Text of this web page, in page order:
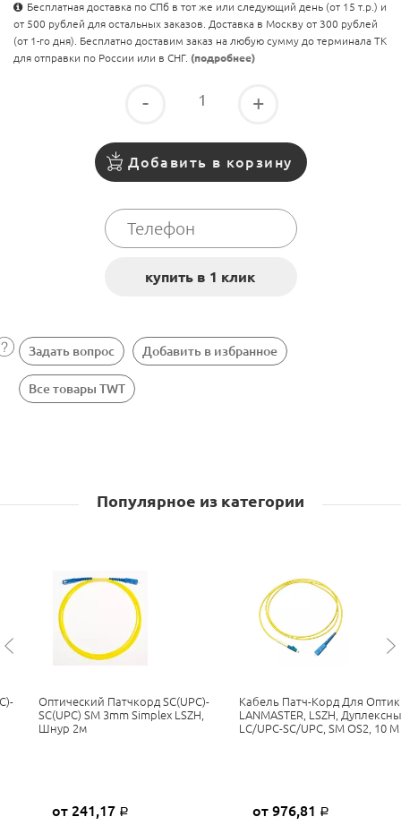
Бесплатная доставка по СПб в тот же или следующий день (от 15 т.р.) и
от 500 рублей для остальных заказов. Доставка в Москву от 300 рублей
(от 1-го дня). Бесплатно доставим заказ на любую сумму до терминала ТК
для отправки по России или в СНГ. (подробнее)
- +
Добавить в корзину
Задать вопрос Добавить в избранное
Все товары TWT
Популярное из категории
Оптический Патчкорд SC(UPC)-
SC(UPC) SM 3mm Simplex LSZH,
Шнур 2м
от 241,17 Р
Кабель Патч-Корд Для
LANMASTER, LSZH,
LC/UPC-SC/UPC, SM OS2, 10 М
от 976,81 Р